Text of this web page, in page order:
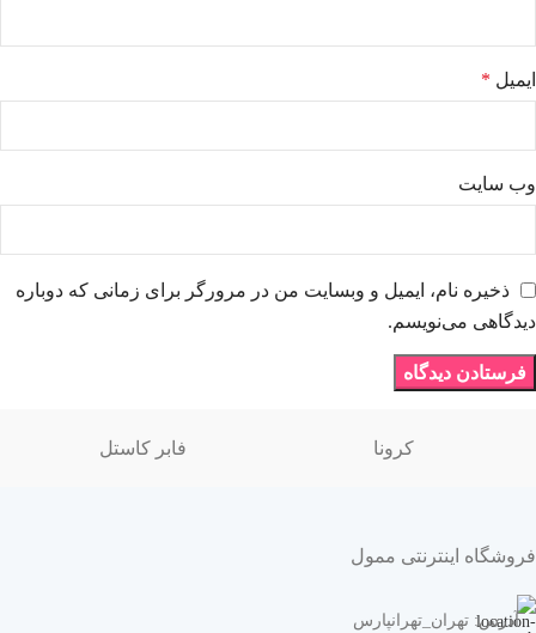
ایمیل *
وب‌ سایت
ذخیره نام، ایمیل و وبسایت من در مرورگر برای زمانی که دوباره
دیدگاهی می‌نویسم.
کرونا فابر کاستل
فروشگاه اینترنتی ممول
آدرس: تهران_تهرانپارس